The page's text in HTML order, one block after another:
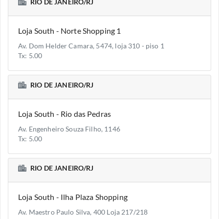
RIO DE JANEIRO/RJ
Loja South - Norte Shopping 1
Av. Dom Helder Camara, 5474, loja 310 - piso 1
Tx: 5.00
RIO DE JANEIRO/RJ
Loja South - Rio das Pedras
Av. Engenheiro Souza Filho, 1146
Tx: 5.00
RIO DE JANEIRO/RJ
Loja South - Ilha Plaza Shopping
Av. Maestro Paulo Silva, 400 Loja 217/218